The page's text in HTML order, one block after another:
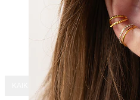
KAIKKI KORUT -15 %